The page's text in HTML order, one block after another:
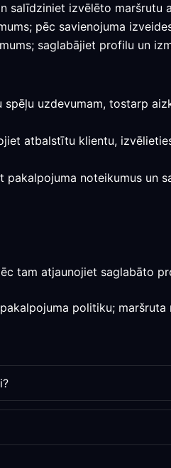
salīdziniet izvēlēto maršrutu
pēc savienojuma
saglabājiet profilu un
spēļu uzdevumam, tostarp
atbalstītu klientu,
noteikumus un
tam atjaunojiet saglabāto
politiku; maršruta